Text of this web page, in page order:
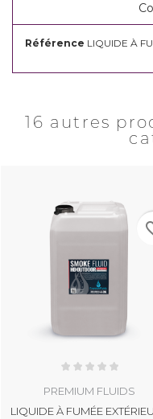
Référence LIQUIDE À
16 autres
PREMIUM FLUIDS
LIQUIDE À FUMÉE